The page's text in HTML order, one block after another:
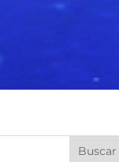
Buscar